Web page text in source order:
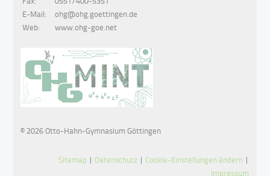
E-Mail:
ohg@ohg.goettingen.de
Web:
www.ohg-goe.net
© 2026 Otto-Hahn-Gymnasium Göttingen
Sitemap | Datenschutz |Cookie-Einstellungen ändern |
Impressum